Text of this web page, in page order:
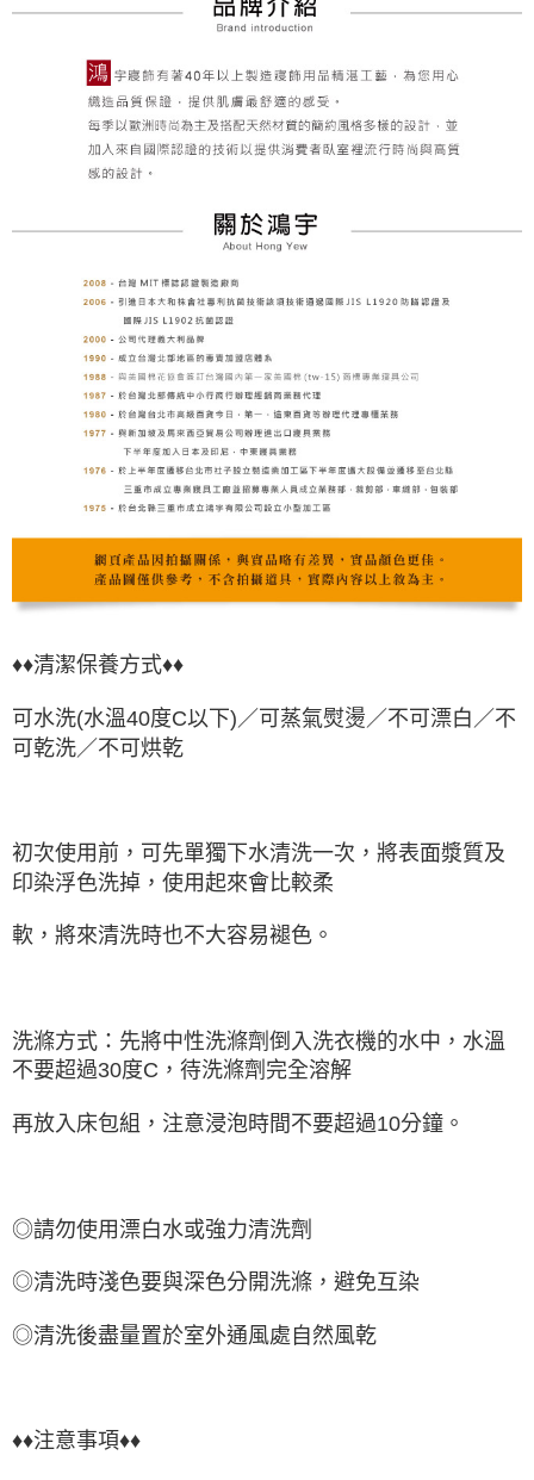
♦♦清潔保養方式♦♦
可水洗(水溫40度C以下)／可蒸氣熨燙／不可漂白／不
可乾洗／不可烘乾
初次使用前，可先單獨下水清洗一次，將表面漿質及
印染浮色洗掉，使用起來會比較柔
軟，將來清洗時也不大容易褪色。
洗滌方式：先將中性洗滌劑倒入洗衣機的水中，水溫
不要超過30度C，待洗滌劑完全溶解
再放入床包組，注意浸泡時間不要超過10分鐘。
◎請勿使用漂白水或強力清洗劑
◎清洗時淺色要與深色分開洗滌，避免互染
◎清洗後盡量置於室外通風處自然風乾
♦♦注意事項♦♦